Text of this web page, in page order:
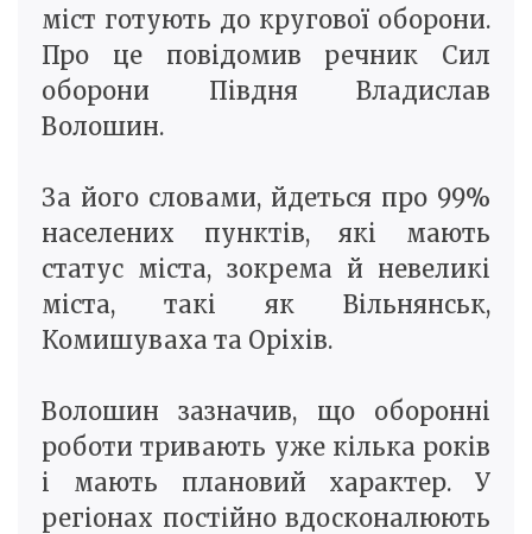
міст готують до кругової оборони.
Про це повідомив речник Сил
оборони Півдня Владислав
Волошин.
За його словами, йдеться про 99%
населених пунктів, які мають
статус міста, зокрема й невеликі
міста, такі як Вільнянськ,
Комишуваха та Оріхів.
Волошин зазначив, що оборонні
роботи тривають уже кілька років
і мають плановий характер. У
регіонах постійно вдосконалюють